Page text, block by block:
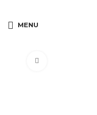
MENU